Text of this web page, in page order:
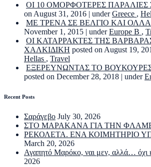
ΟΙ 10 ΟΜΟΡΦΟΤΕΡΕΣ ΠΑΡΑΛΙΕΣ
on August 31, 2016 | underGreece ,
ΜΕ ΤΡΕΝΑ ΣΕ ΒΕΛΓΙΟ ΚΑΙ
November 1, 2015 | underEurope B ,
ΟΙ ΚΑΤΑΡΡΑΚΤΕΣ ΤΗΣ
ΧΑΛΚΙΔΙΚΗ posted on August 19,
Hellas , Travel
ΕΞΕΡΕΥΝΩΝΤΑΣ ΤΟ
posted on December 28, 2018 | under
Recent Posts
Σαράγεβο July 30, 2026
ΣΤΟ ΜΑΡΑΚΑΝΑ ΓΙΑ ΤΗΝ
ΡΕΚΟΛΕΤΑ. ΕΝΑ ΚΟΙΜΗΤΗΡΙΟ
March 20, 2026
Αγαπητό Μαρόκο, ναι μεν, αλλά… όχι
2026